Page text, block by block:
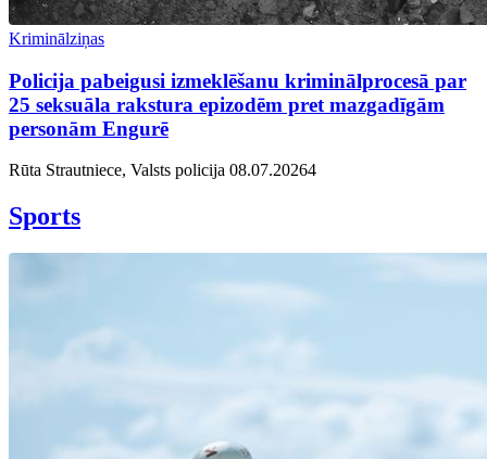
Kriminālziņas
Policija pabeigusi izmeklēšanu kriminālprocesā par
25 seksuāla rakstura epizodēm pret mazgadīgām
personām Engurē
Rūta Strautniece, Valsts policija 08.07.20264
Sports